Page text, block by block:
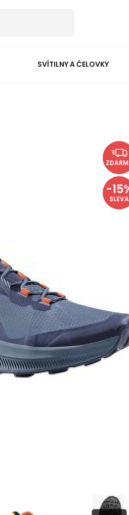
SVÍTILNY A ČELOVKY
-15
SLEVA